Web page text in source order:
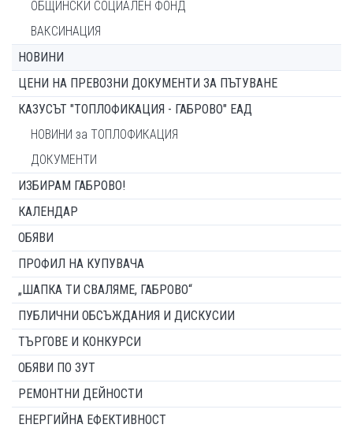
ОБЩИНСКИ СОЦИАЛЕН ФОНД
ВАКСИНАЦИЯ
НОВИНИ
ЦЕНИ НА ПРЕВОЗНИ ДОКУМЕНТИ ЗА ПЪТУВАНЕ
КАЗУСЪТ "ТОПЛОФИКАЦИЯ - ГАБРОВО" ЕАД
НОВИНИ за ТОПЛОФИКАЦИЯ
ДОКУМЕНТИ
ИЗБИРАМ ГАБРОВО!
КАЛЕНДАР
ОБЯВИ
ПРОФИЛ НА КУПУВАЧА
„ШАПКА ТИ СВАЛЯМЕ, ГАБРОВО“
ПУБЛИЧНИ ОБСЪЖДАНИЯ И ДИСКУСИИ
ТЪРГОВЕ И КОНКУРСИ
ОБЯВИ ПО ЗУТ
РЕМОНТНИ ДЕЙНОСТИ
ЕНЕРГИЙНА ЕФЕКТИВНОСТ